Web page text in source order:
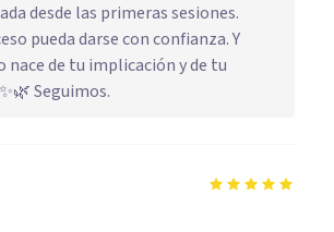
desde las primeras sesiones.
pueda darse con confianza. Y
de tu implicación y de tu
Seguimos.